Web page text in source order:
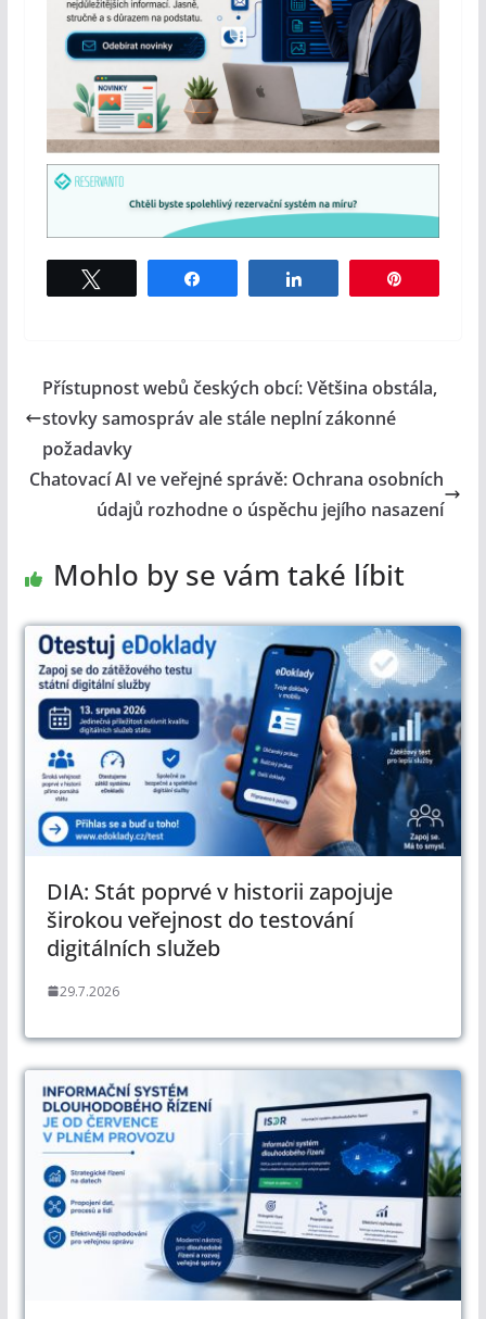
Přístupnost webů českých obcí: Většina obstála,
stovky samospráv ale stále neplní zákonné
požadavky
Chatovací AI ve veřejné správě: Ochrana osobních
údajů rozhodne o úspěchu jejího nasazení
Mohlo by se vám také líbit
DIA: Stát poprvé v historii zapojuje
širokou veřejnost do testování
digitálních služeb
29.7.2026